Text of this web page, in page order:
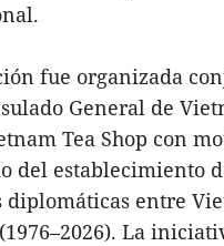
fue organizada
General de
Tea Shop con
del establecimiento
diplomáticas entre
La